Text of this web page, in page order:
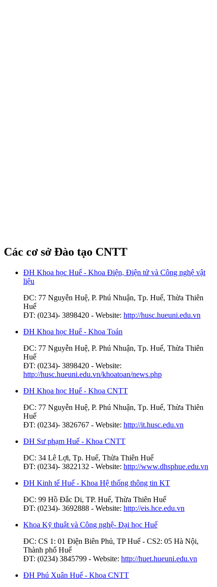
Các cơ sở Đào tạo CNTT
ĐH Khoa học Huế - Khoa Điện, Điện tử và Công nghệ vật
liệu
ĐC: 77 Nguyễn Huệ, P. Phú Nhuận, Tp. Huế, Thừa Thiên
Huế
ĐT: (0234)- 3898420 - Website: http://husc.hueuni.edu.vn
ĐH Khoa học Huế - Khoa Toán
ĐC: 77 Nguyễn Huệ, P. Phú Nhuận, Tp. Huế, Thừa Thiên
Huế
ĐT: (0234)- 3898420 - Website:
http://husc.hueuni.edu.vn/khoatoan/news.php
ĐH Khoa học Huế - Khoa CNTT
ĐC: 77 Nguyễn Huệ, P. Phú Nhuận, Tp. Huế, Thừa Thiên
Huế
ĐT: (0234)- 3826767 - Website: http://it.husc.edu.vn
ĐH Sư phạm Huế - Khoa CNTT
ĐC: 34 Lê Lợi, Tp. Huế, Thừa Thiên Huế
ĐT: (0234)- 3822132 - Website: http://www.dhsphue.edu.vn
ĐH Kinh tế Huế - Khoa Hệ thống thông tin KT
ĐC: 99 Hồ Đắc Di, TP. Huế, Thừa Thiên Huế
ĐT: (0234)- 3692888 - Website: http://eis.hce.edu.vn
Khoa Kỹ thuật và Công nghệ- Đại học Huế
ĐC: CS 1: 01 Điện Biên Phủ, TP Huế - CS2: 05 Hà Nội,
Thành phố Huế
ĐT: (0234) 3845799 - Website: http://huet.hueuni.edu.vn
ĐH Phú Xuân Huế - Khoa CNTT